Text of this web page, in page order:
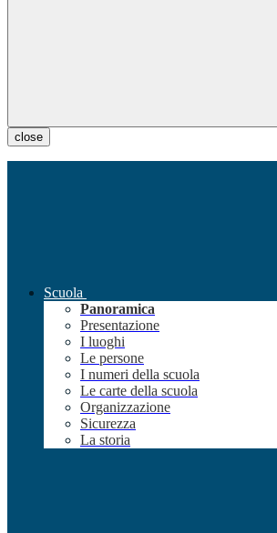
close
Scuola
Panoramica
Presentazione
I luoghi
Le persone
I numeri della scuola
Le carte della scuola
Organizzazione
Sicurezza
La storia